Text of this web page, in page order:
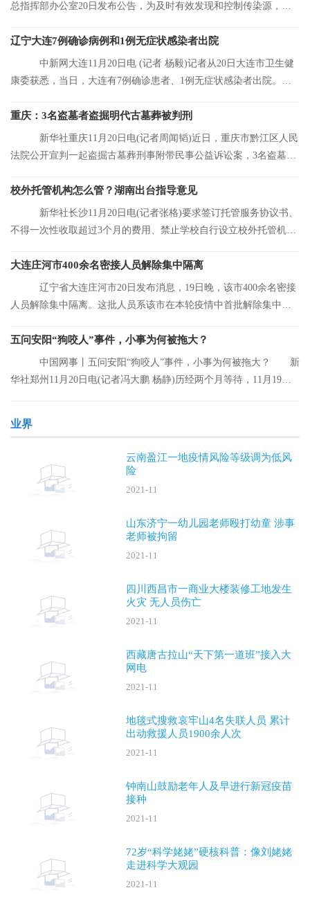
总指挥部办公室20日发布公告，为及时有效发现和控制传染源，结
辽宁大连7例确诊病例和1例无症状感染者出院
中新网大连11月20日电 (记者 杨毅)记者从20日大连市卫生健
康委获悉，当日，大连有7例确诊患者、1例无症状感染者出院。目
重庆：3名盗墓者盗掘明代古墓葬被判刑
新华社重庆11月20日电(记者周闻韬)近日，重庆市黔江区人民
法院公开宣判一起盗掘古墓葬刑事附带民事公益诉讼案，3名盗墓者
校外托管机构怎么管？湖南出台指导意见
新华社长沙11月20日电(记者张格)要求签订托管服务协议书、
不得一次性收取超过3个月的费用、禁止学校自行设立校外托管机
大连庄河市400余名密接人员解除集中隔离
辽宁省大连庄河市20日发布消息，19日晚，该市400余名密接
人员解除集中隔离。这批人员系该市在本轮疫情中首批解除集中隔
五问安阳“狗咬人”事件，小事为何被拖大？
中国网事丨五问安阳“狗咬人”事件，小事为何被拖大？ 新
华社郑州11月20日电(记者冯大鹏 杨静)历经两个月等待，11月19日
业界
云南盈江一地疫情风险等级调为低风
险
2021-11
山东济宁一幼儿园老师殴打幼童 涉事
老师被拘留
2021-11
四川西昌市一商业大楼装修工地发生
火灾 无人员伤亡
2021-11
西藏唐古拉山“天下第一道班”接入大
网电
2021-11
地毯式搜救哀牢山4名失联人员 累计
出动救援人员1900余人次
2021-11
钟南山鼓励老年人及早进行新冠疫苗
接种
2021-11
72岁“科学姥姥”硬核科普：像刘姥姥
走进科学大观园
2021-11